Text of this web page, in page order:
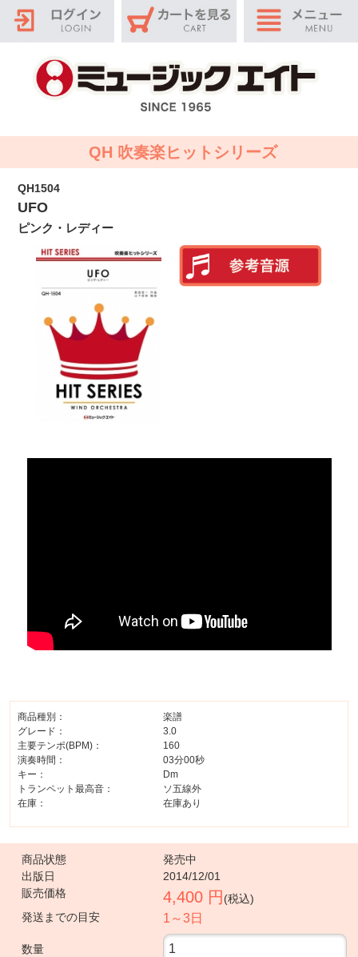
QH 吹奏楽ヒットシリーズ
QH1504
UFO
ピンク・レディー
商品種別：
楽譜
グレード：
3.0
主要テンポ(BPM)：
160
演奏時間：
03分00秒
キー：
Dm
トランペット最高音：
ソ五線外
在庫：
在庫あり
商品状態
発売中
出版日
2014/12/01
販売価格
4,400 円 (税込)
発送までの目安
1～3日
数量